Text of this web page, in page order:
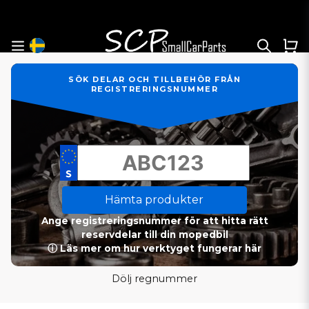
SÖK DELAR OCH TILLBEHÖR FRÅN
REGISTRERINGSNUMMER
Hämta produkter
Ange registreringsnummer för att hitta rätt
reservdelar till din mopedbil
ⓘ Läs mer om hur verktyget fungerar här
Dölj regnummer